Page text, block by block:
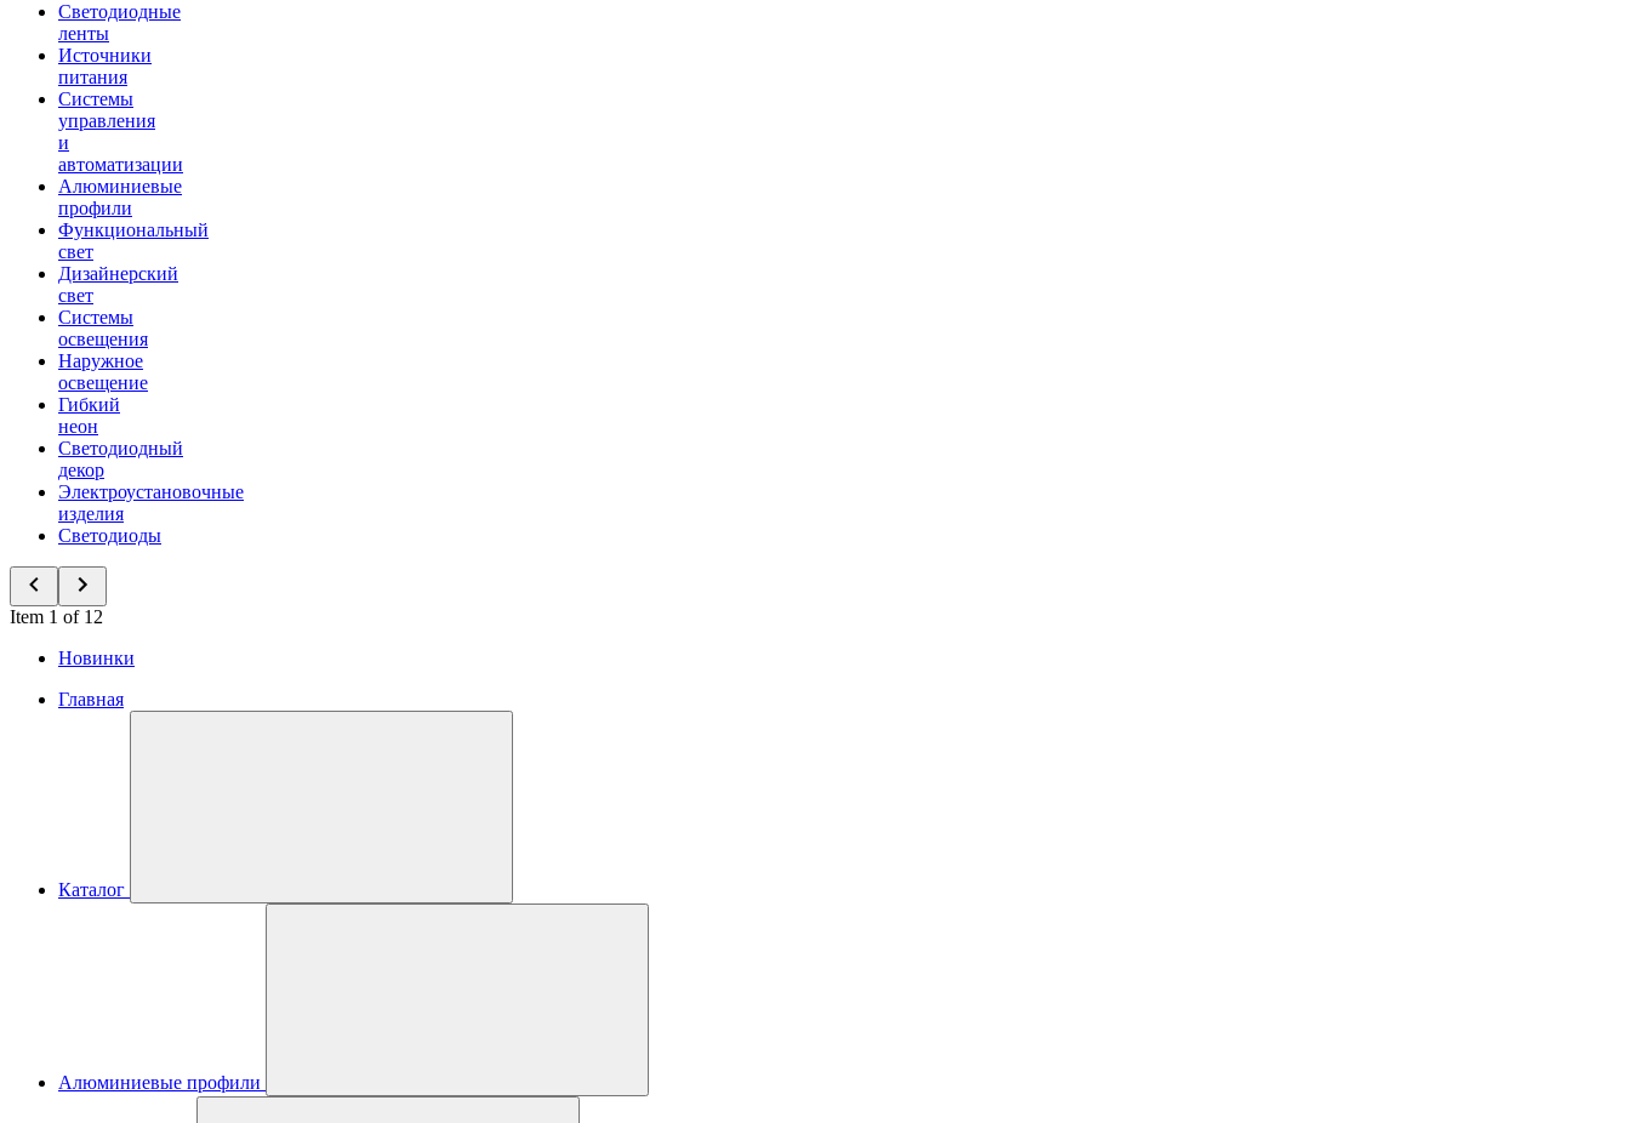
Светодиодные
ленты
Источники
питания
Системы
управления
и
автоматизации
Алюминиевые
профили
Функциональный
свет
Дизайнерский
свет
Системы
освещения
Наружное
освещение
Гибкий
неон
Светодиодный
декор
Электроустановочные
изделия
Светодиоды
Item 1 of 12
Новинки
Главная
Каталог
Алюминиевые профили